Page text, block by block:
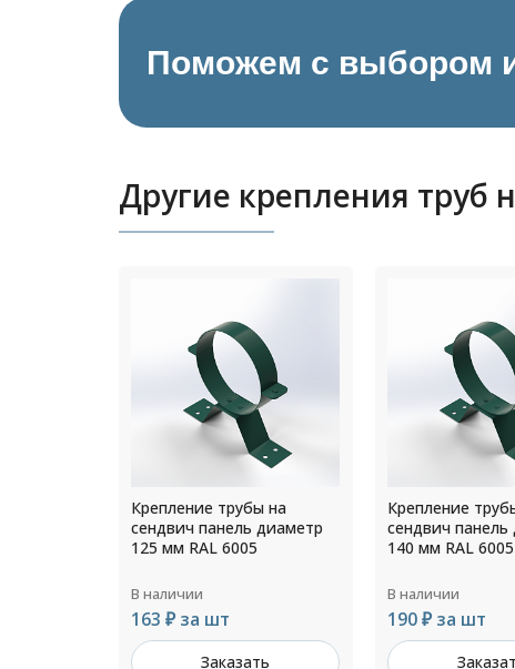
Поможем с выбором
Другие крепления труб
Крепление трубы на
сендвич панель диаметр
140 мм RAL 6005
В наличии
190 ₽ за шт
Заказать
Крепление
сендвич панель
110 мм Цинк
В наличии
126 ₽ за шт